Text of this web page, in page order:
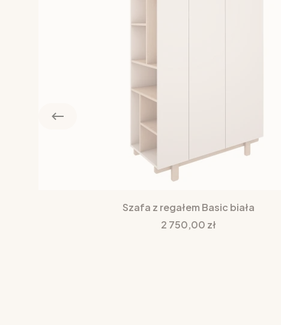
Szafa z regałem Basic biała
Cena
2 750,00 zł